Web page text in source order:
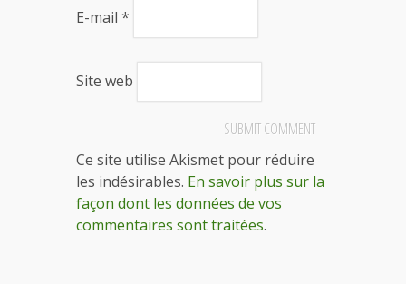
E-mail *
Site web
Ce site utilise Akismet pour réduire
les indésirables. En savoir plus sur la
façon dont les données de vos
commentaires sont traitées.